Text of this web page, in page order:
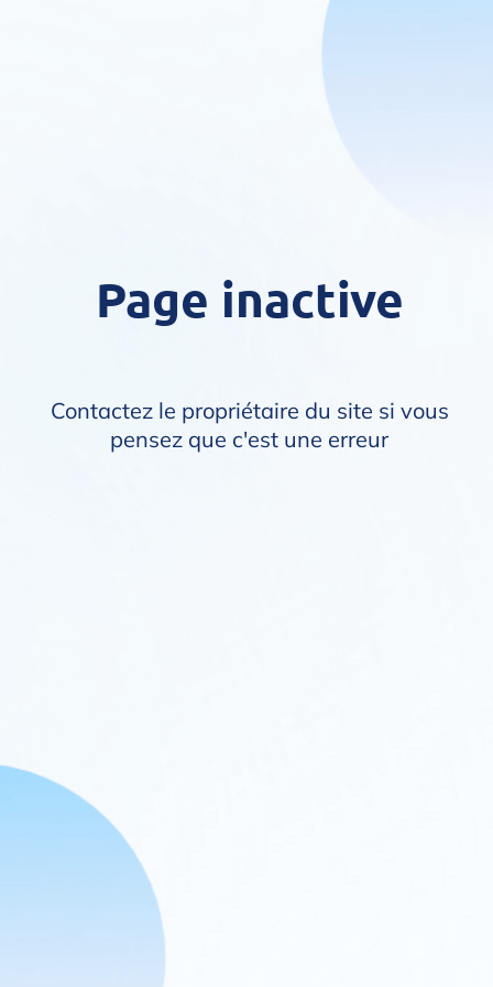
Page inactive
Contactez le propriétaire du site si vous
pensez que c'est une erreur